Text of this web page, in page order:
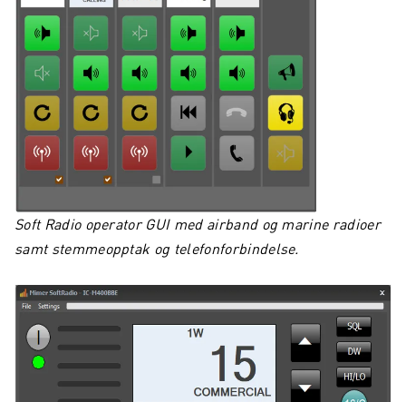
Soft Radio operator GUI med airband og marine radioer
samt stemmeopptak og telefonforbindelse.